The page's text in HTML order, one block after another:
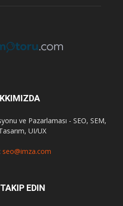
ve Pazarlaması - SEO, SEM,
UI/UX
seo@imza.com
EDIN